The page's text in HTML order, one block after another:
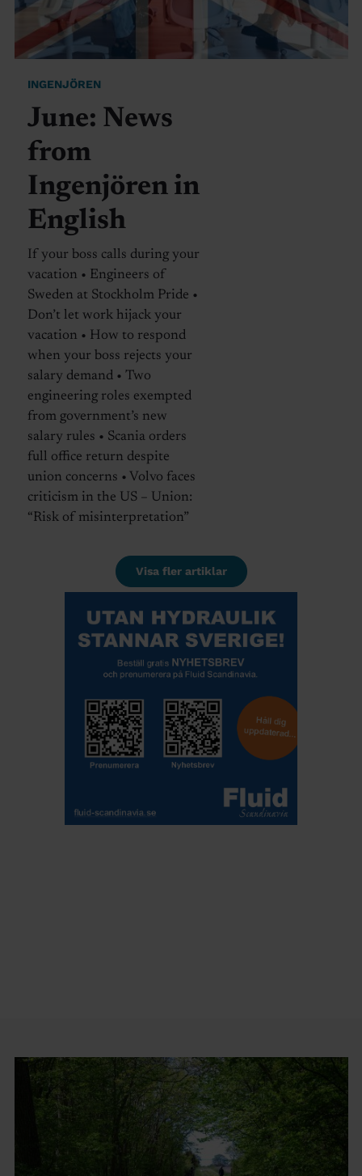
INGENJÖREN
June: News
from
Ingenjören in
English
If your boss calls during your
vacation • Engineers of
Sweden at Stockholm Pride •
Don’t let work hijack your
vacation • How to respond
when your boss rejects your
salary demand • Two
engineering roles exempted
from government’s new
salary rules • Scania orders
full office return despite
union concerns • Volvo faces
criticism in the US – Union:
“Risk of misinterpretation”
Visa fler artiklar